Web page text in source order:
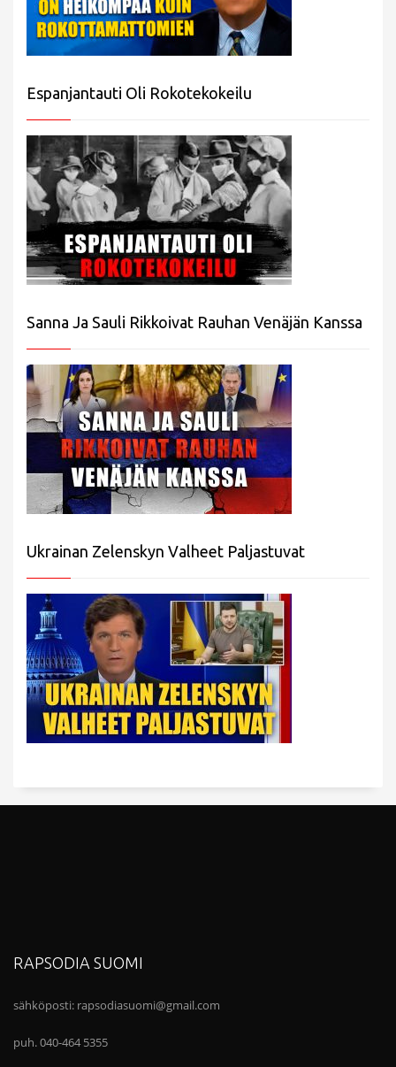
Espanjantauti Oli Rokotekokeilu
Sanna Ja Sauli Rikkoivat Rauhan Venäjän Kanssa
Ukrainan Zelenskyn Valheet Paljastuvat
RAPSODIA SUOMI
sähköposti: rapsodiasuomi@gmail.com
puh. 040-464 5355